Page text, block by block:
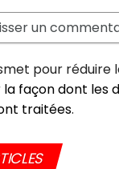
pour réduire
la façon dont les
traitées.